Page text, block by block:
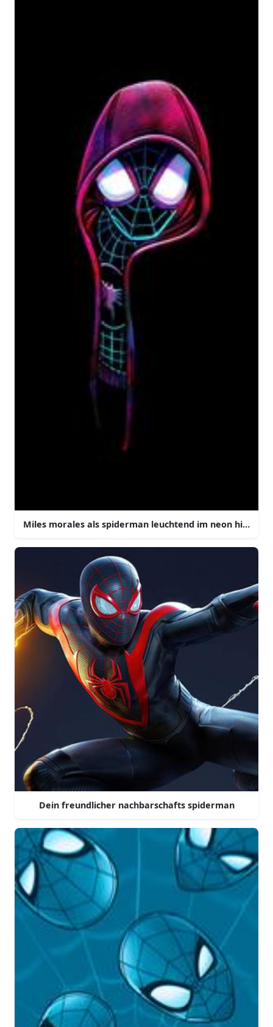
Miles morales als spiderman leuchtend im neon
Dein freundlicher nachbarschafts spiderman